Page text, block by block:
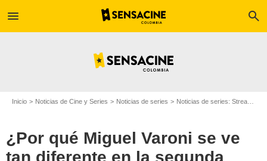
menu search
Inicio Noticias de Cine y Series Noticias de series Noticias de series: Streaming
¿Por qué Miguel Varoni se ve
tan diferente en la segunda